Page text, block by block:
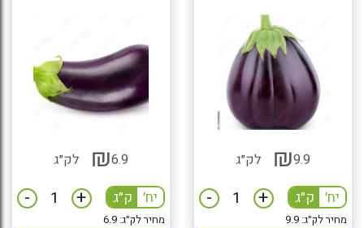
9.9
₪ לק״ג
יח׳ ק״ג +
-
מחיר לק״ג: 9.9
6.9
₪ לק״ג
יח׳ ק״ג +
-
מחיר לק״ג: 6.9